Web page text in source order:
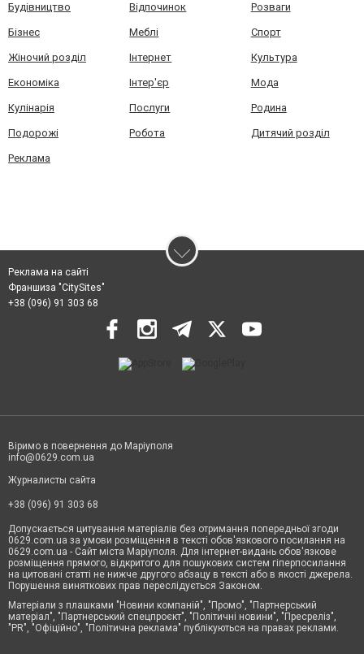
Будівництво Відпочинок Розваги
Бізнес Меблі Спорт
Жіночий розділ Інтернет Культура
Економіка Інтер'єр Мода
Кулінарія Послуги Родина
Подорожі Робота Дитячий розділ
Реклама
Реклама на сайті
Франшиза "CitySites"
+38 (096) 91 303 68
Віримо в повернення до Маріуполя
info@0629.com.ua
Журналисты сайта
+38 (096) 91 303 68
Допускається цитування матеріалів без отримання попередньої згоди
0629.com.ua за умови розміщення в тексті обов'язкового посилання на
0629.com.ua - Сайт міста Маріуполя. Для інтернет-видань обов'язкове
розміщення прямого, відкритого для пошукових систем гіперпосилання
на цитовані статті не нижче другого абзацу в тексті або в якості джерела.
Порушення виняткових прав переслідується Законом.
Матеріали з плашками "Новини компаній", "Промо", "Партнерський
матеріал", "Партнерський спецпроєкт", "Політичні новини", "Пресреліз",
"PR", "Офіційно", "Політична реклама" публікуються на правах реклами.